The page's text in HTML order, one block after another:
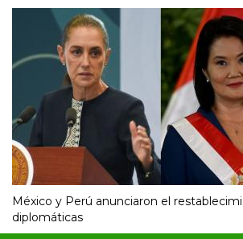
México y Perú anunciaron el
diplomáticas